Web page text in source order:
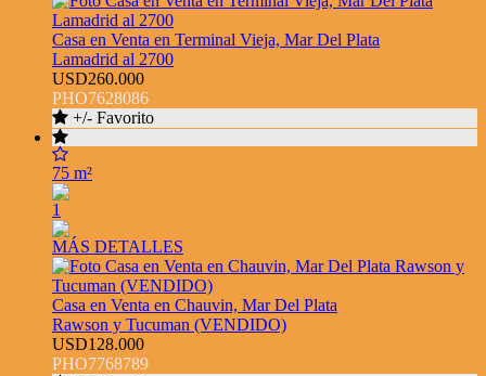
Casa en Venta en Terminal Vieja, Mar Del Plata
Lamadrid al 2700
USD260.000
PHO7628086
+/- Favorito
75 m²
1
MÁS DETALLES
Casa en Venta en Chauvin, Mar Del Plata
Rawson y Tucuman (VENDIDO)
USD128.000
PHO7768789